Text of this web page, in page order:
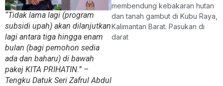
“Tidak lama lagi (program
subsidi upah) akan dilanjutkan
lagi antara tiga hingga enam
bulan (bagi pemohon sedia
ada dan baharu) di bawah
pakej KITA PRIHATIN.” –
Tengku Datuk Seri Zafrul Abdul
membendung kebakaran hutan
dan tanah gambut di Kubu Raya,
Kalimantan Barat. Pasukan di
darat